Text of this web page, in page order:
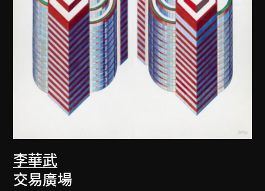
李華武
交易廣場